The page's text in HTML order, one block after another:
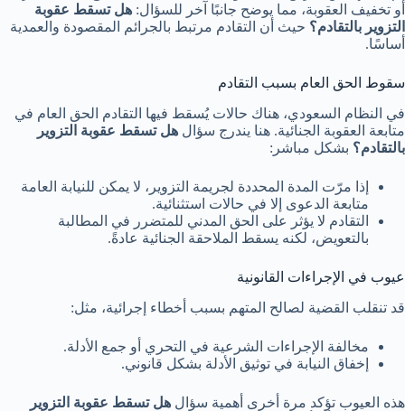
أو تخفيف العقوبة، مما يوضح جانبًا آخر للسؤال: هل تسقط عقوبة
التزوير بالتقادم؟ حيث أن التقادم مرتبط بالجرائم المقصودة والعمدية
أساسًا.
سقوط الحق العام بسبب التقادم
في النظام السعودي، هناك حالات يُسقط فيها التقادم الحق العام في
متابعة العقوبة الجنائية. هنا يندرج سؤال هل تسقط عقوبة التزوير
بالتقادم؟ بشكل مباشر:
إذا مرّت المدة المحددة لجريمة التزوير، لا يمكن للنيابة العامة
متابعة الدعوى إلا في حالات استثنائية.
التقادم لا يؤثر على الحق المدني للمتضرر في المطالبة
بالتعويض، لكنه يسقط الملاحقة الجنائية عادةً.
عيوب في الإجراءات القانونية
قد تنقلب القضية لصالح المتهم بسبب أخطاء إجرائية، مثل:
مخالفة الإجراءات الشرعية في التحري أو جمع الأدلة.
إخفاق النيابة في توثيق الأدلة بشكل قانوني.
هذه العيوب تؤكد مرة أخرى أهمية سؤال هل تسقط عقوبة التزوير